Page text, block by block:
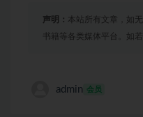
声明： 本站所有文章，如
书籍等各类媒体平台。如
admin 会员